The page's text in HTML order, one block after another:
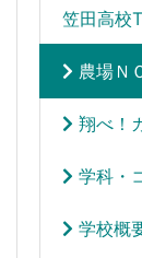
笠田高校
農場Ｎ
翔べ！
学科・
学校概